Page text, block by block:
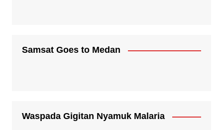
Samsat Goes to Medan
Waspada Gigitan Nyamuk Malaria